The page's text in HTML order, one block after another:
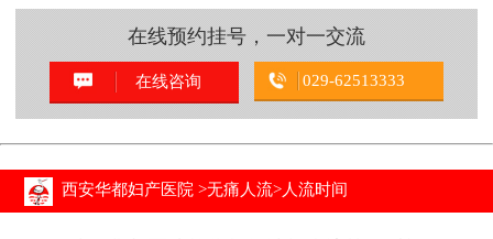
在线预约挂号，一对一交流
在线咨询 029-62513333
西安华都妇产医院 >无痛人流>人流时间